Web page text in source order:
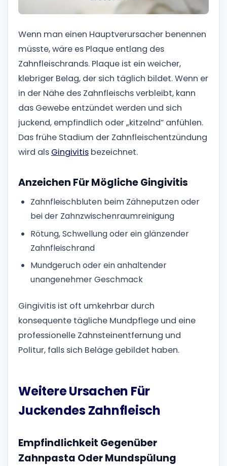
Wenn man einen Hauptverursacher benennen
müsste, wäre es Plaque entlang des
Zahnfleischrands. Plaque ist ein weicher,
klebriger Belag, der sich täglich bildet. Wenn er
in der Nähe des Zahnfleischs verbleibt, kann
das Gewebe entzündet werden und sich
juckend, empfindlich oder „kitzelnd“ anfühlen.
Das frühe Stadium der Zahnfleischentzündung
wird als Gingivitis bezeichnet.
Anzeichen Für Mögliche Gingivitis
Zahnfleischbluten beim Zähneputzen oder
bei der Zahnzwischenraumreinigung
Rötung, Schwellung oder ein glänzender
Zahnfleischrand
Mundgeruch oder ein anhaltender
unangenehmer Geschmack
Gingivitis ist oft umkehrbar durch
konsequente tägliche Mundpflege und eine
professionelle Zahnsteinentfernung und
Politur, falls sich Beläge gebildet haben.
Weitere Ursachen Für
Juckendes Zahnfleisch
Empfindlichkeit Gegenüber
Zahnpasta Oder Mundspülung